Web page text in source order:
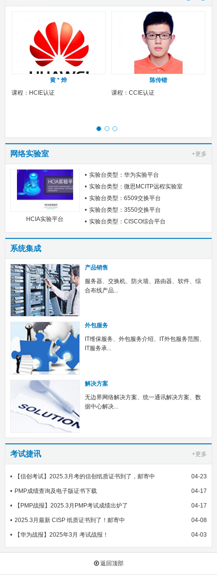
黄 * 烨
课程：HCIE认证
陈传锴
课程：CCIE认证
网络实验室 +更多
HCIA实验平台
实验台类型：华为实验平台
实验台类型：微思MCITP远程实验室
实验台类型：6509交换平台
实验台类型：3550交换平台
实验台类型：CISCO综合平台
系统集成
产品销售
服务器、交换机、防火墙、路由器、软件、综
合布线产品...
外包服务
IT维保服务、外包服务介绍、IT外包服务范围、
IT服务承...
解决方案
无边界网络解决方案、统一通讯解决方案、数
据中心解决...
考试捷讯 +更多
【信创考试】2025.3月考的信创纸质证书到了，邮寄中 04-23
PMP成绩查询及电子版证书下载 04-17
【PMP战报】2025.3月PMP考试成绩出炉了 04-17
2025.3月最新 CISP 纸质证书到了！邮寄中 04-08
【华为战报】2025年3月 考试战报！ 04-03
返回顶部